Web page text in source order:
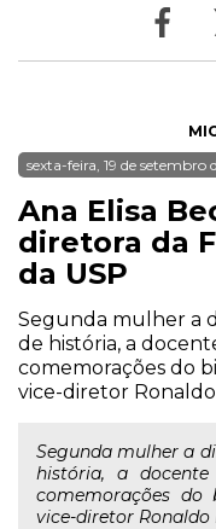
sexta-feira, 19 de setembro
Ana Elisa
diretora da
da USP
Segunda mulher a
de história, a
comemorações do
vice-diretor
Segunda mulher a
história, a
comemorações do
vice-diretor Ronaldo